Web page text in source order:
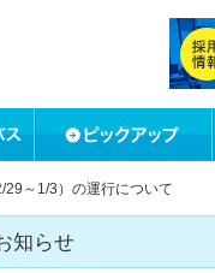
29～1/3）の運行について
知らせ